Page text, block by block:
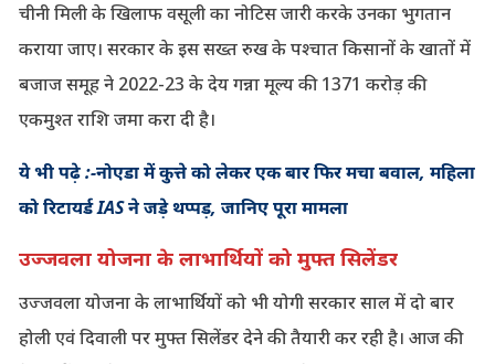
चीनी मिली के खिलाफ वसूली का नोटिस जारी करके उनका भुगतान
कराया जाए। सरकार के इस सख्त रुख के पश्चात किसानों के खातों में
बजाज समूह ने 2022-23 के देय गन्ना मूल्य की 1371 करोड़ की
एकमुश्त राशि जमा करा दी है।
ये भी पढ़े :-नोएडा में कुत्ते को लेकर एक बार फिर मचा बवाल, महिला
को रिटायर्ड IAS ने जड़े थप्पड़, जानिए पूरा मामला
उज्जवला योजना के लाभार्थियों को मुफ्त सिलेंडर
उज्जवला योजना के लाभार्थियों को भी योगी सरकार साल में दो बार
होली एवं दिवाली पर मुफ्त सिलेंडर देने की तैयारी कर रही है। आज की